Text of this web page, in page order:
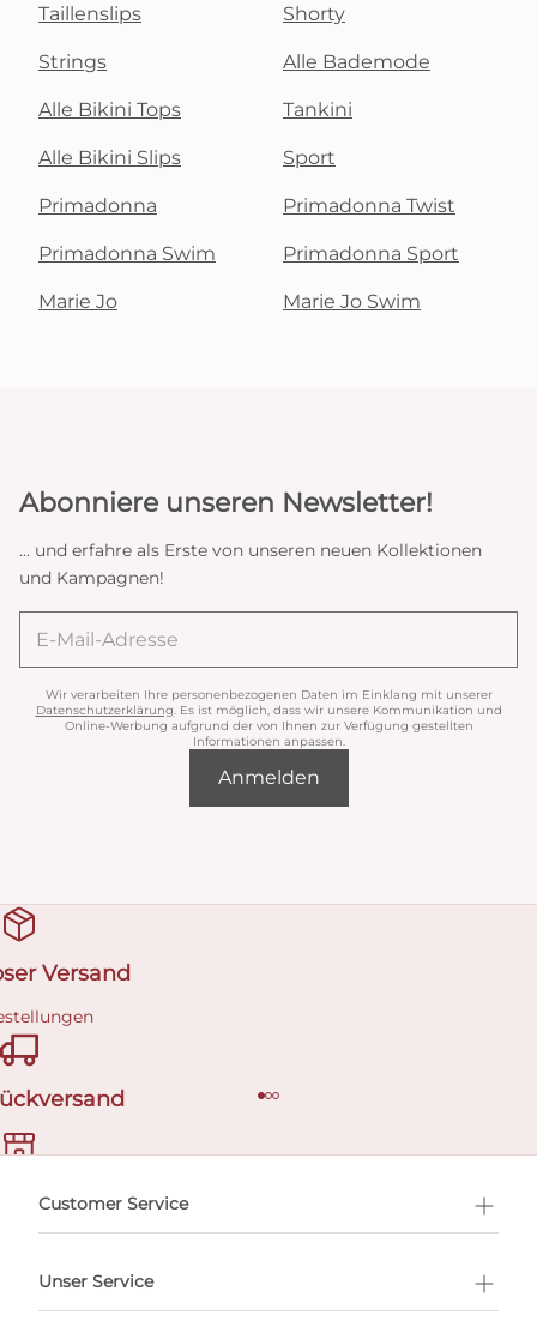
Taillenslips Shorty
Strings Alle Bademode
Alle Bikini Tops Tankini
Alle Bikini Slips Sport
Primadonna Primadonna Twist
Primadonna Swim Primadonna Sport
Marie Jo Marie Jo Swim
Abonniere unseren Newsletter!
... und erfahre als Erste von unseren neuen Kollektionen
und Kampagnen!
Wir verarbeiten Ihre personenbezogenen Daten im Einklang mit unserer
Datenschutzerklärung. Es ist möglich, dass wir unsere Kommunikation und
Online-Werbung aufgrund der von Ihnen zur Verfügung gestellten
Informationen anpassen.
Anmelden
Versand
buchen
Customer Service
Unser Service